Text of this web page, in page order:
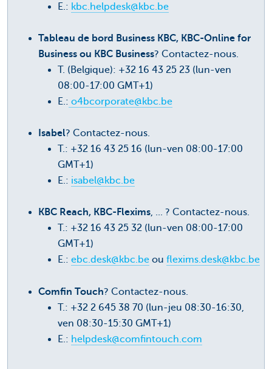
E.: kbc.helpdesk@kbc.be
Tableau de bord Business KBC, KBC-Online for
Business ou KBC Business? Contactez-nous.
T. (Belgique): +32 16 43 25 23 (lun-ven
08:00-17:00 GMT+1)
E.: o4bcorporate@kbc.be
Isabel? Contactez-nous.
T.: +32 16 43 25 16 (lun-ven 08:00-17:00
GMT+1)
E.: isabel@kbc.be
KBC Reach, KBC-Flexims, ... ? Contactez-nous.
T.: +32 16 43 25 32 (lun-ven 08:00-17:00
GMT+1)
E.: ebc.desk@kbc.be ou flexims.desk@kbc.be
Comfin Touch? Contactez-nous.
T.: +32 2 645 38 70 (lun-jeu 08:30-16:30,
ven 08:30-15:30 GMT+1)
E.: helpdesk@comfintouch.com